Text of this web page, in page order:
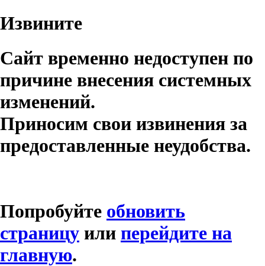
Извините
Сайт временно недоступен по
причине внесения системных
изменений.
Приносим свои извинения за
предоставленные неудобства.
Попробуйте обновить
страницу или перейдите на
главную.